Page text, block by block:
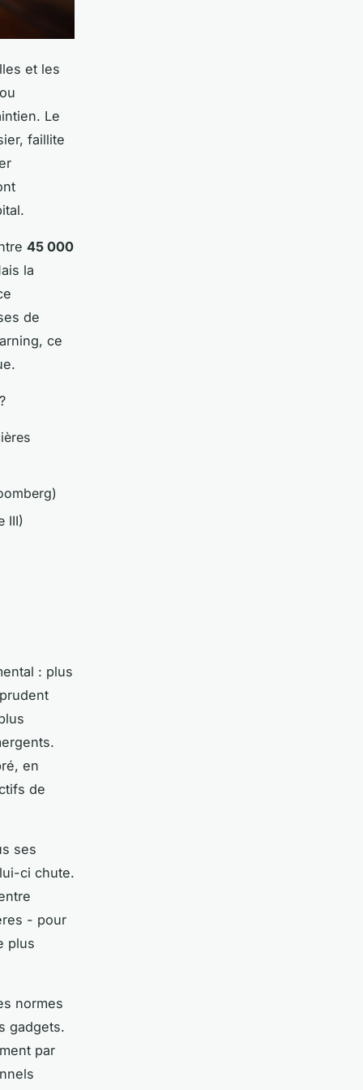
et les
Le
faillite
45 000
la
de
ce
III)
: plus
en
de
ses
ci chute.
- pour
plus
normes
gadgets.
par